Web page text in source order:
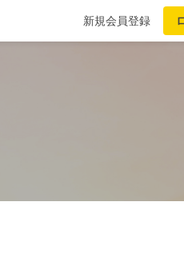
新規会員登録